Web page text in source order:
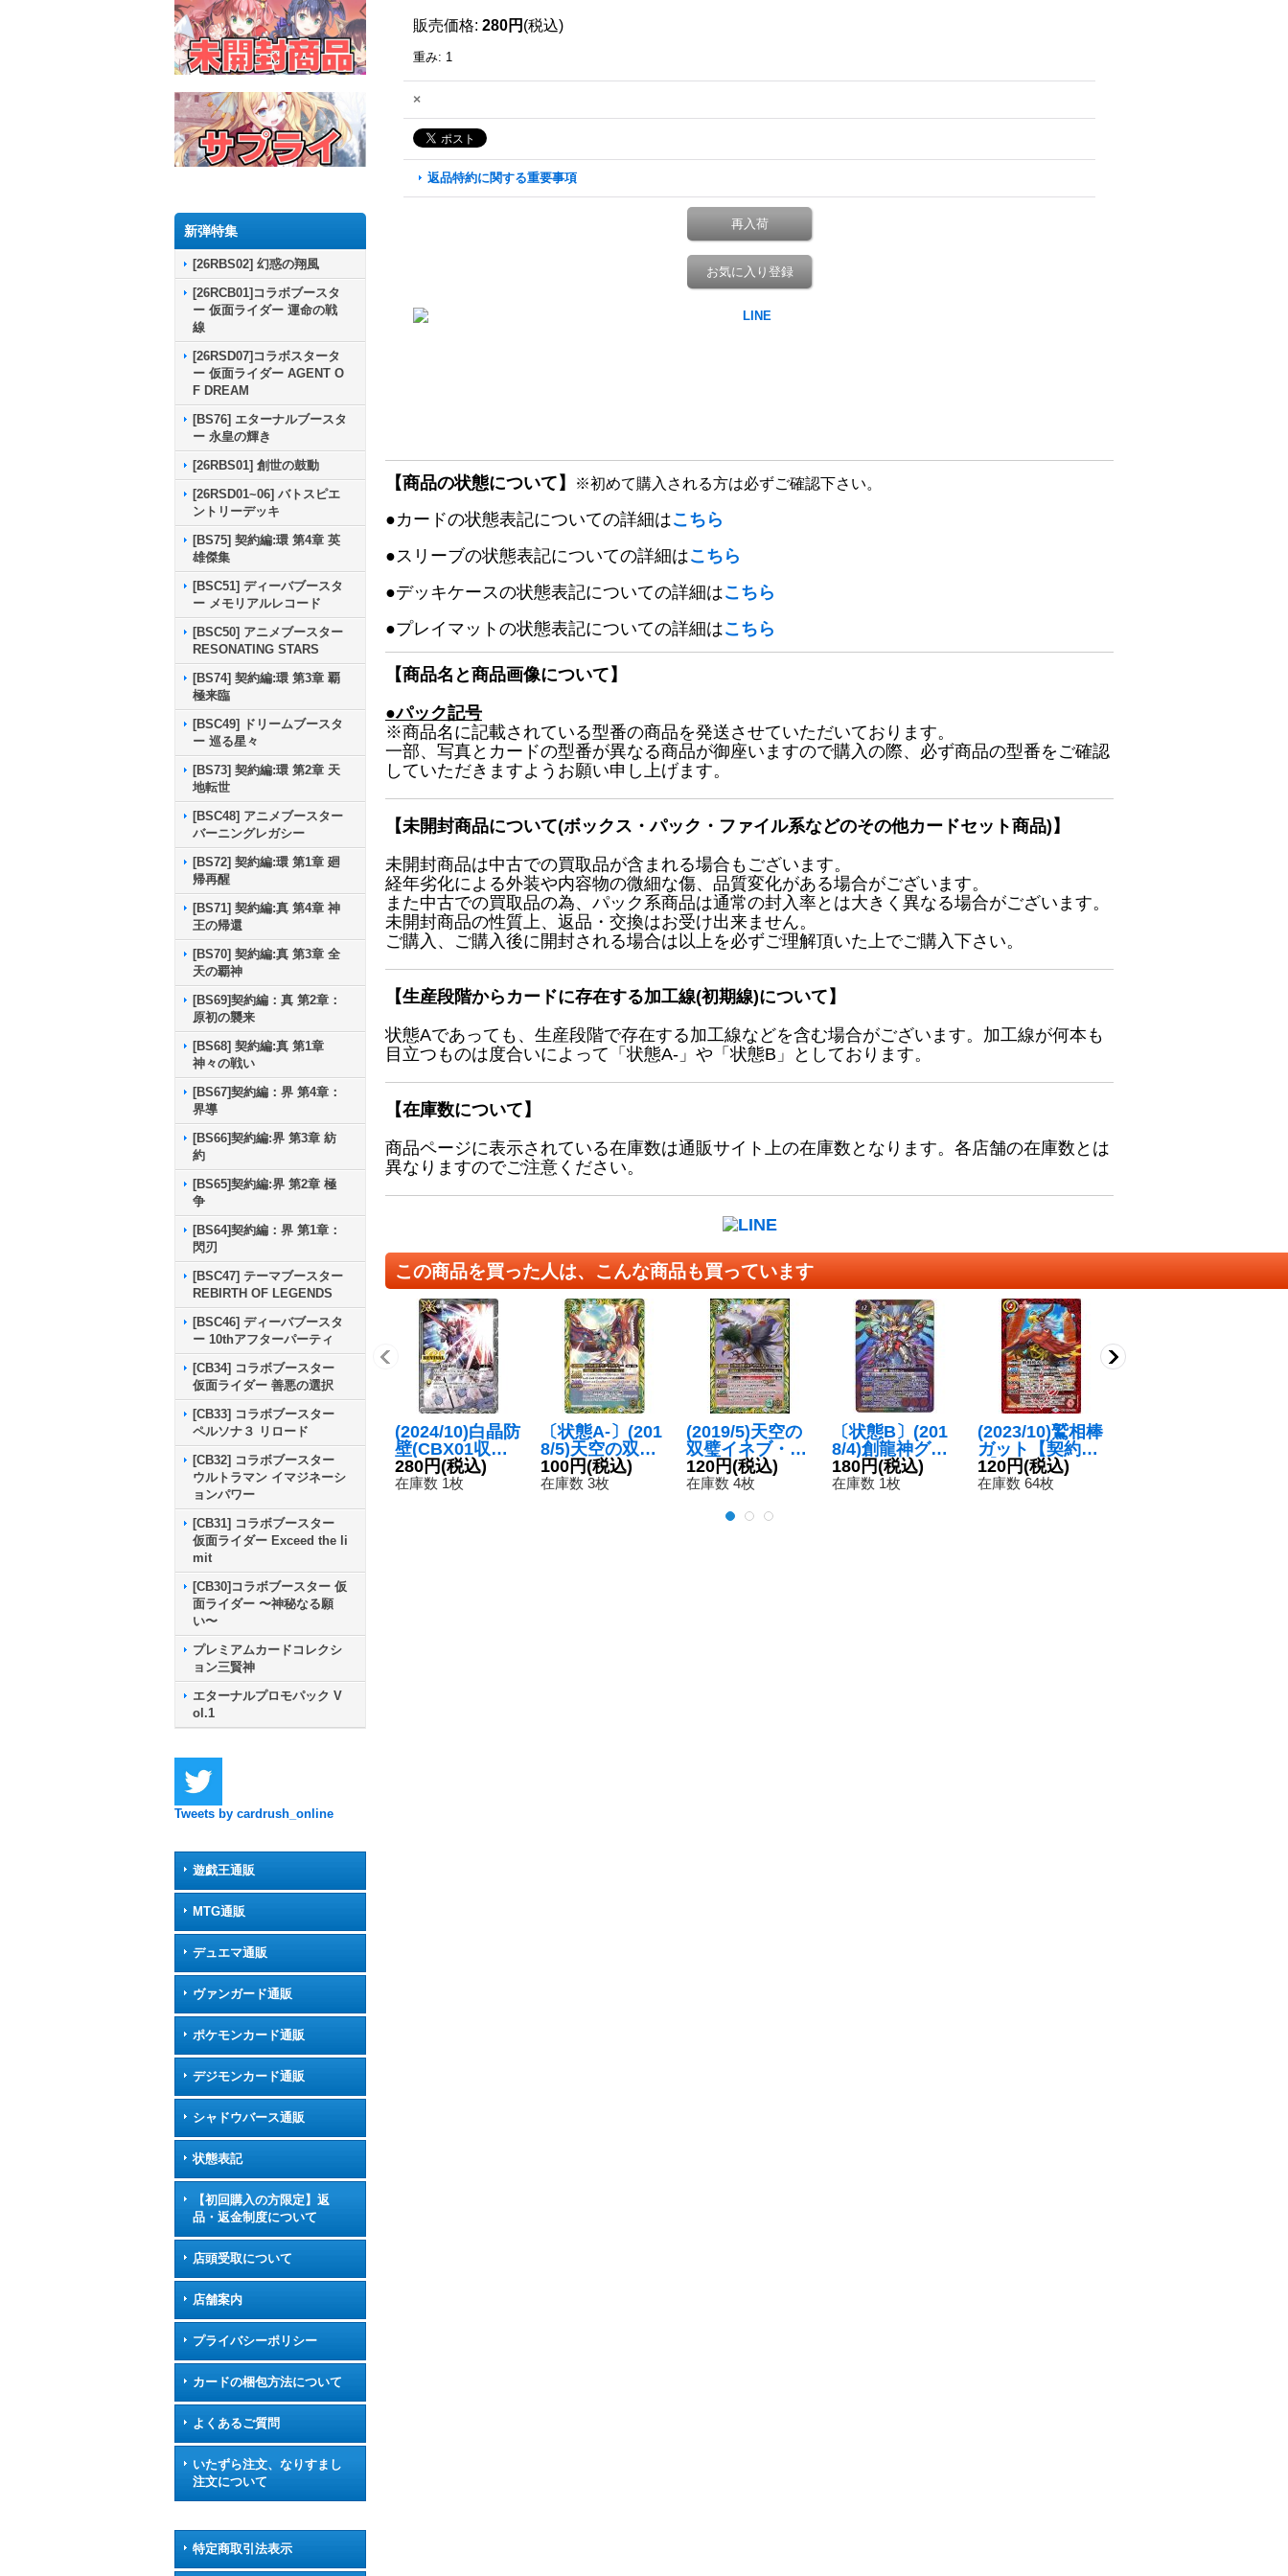
新弾特集
[26RBS02] 幻惑の翔風
[26RCB01]コラボブースタ
ー 仮面ライダー 運命の戦
線
[26RSD07]コラボスタータ
ー 仮面ライダー AGENT O
F DREAM
[BS76] エターナルブースタ
ー 永皇の輝き
[26RBS01] 創世の鼓動
[26RSD01~06] バトスピエ
ントリーデッキ
[BS75] 契約編:環 第4章 英
雄傑集
[BSC51] ディーバブースタ
ー メモリアルレコード
[BSC50] アニメブースター
RESONATING STARS
[BS74] 契約編:環 第3章 覇
極来臨
[BSC49] ドリームブースタ
ー 巡る星々
[BS73] 契約編:環 第2章 天
地転世
[BSC48] アニメブースター
バーニングレガシー
[BS72] 契約編:環 第1章 廻
帰再醒
[BS71] 契約編:真 第4章 神
王の帰還
[BS70] 契約編:真 第3章 全
天の覇神
[BS69]契約編：真 第2章：
原初の襲来
[BS68] 契約編:真 第1章
神々の戦い
[BS67]契約編：界 第4章：
界導
[BS66]契約編:界 第3章 紡
約
[BS65]契約編:界 第2章 極
争
[BS64]契約編：界 第1章：
閃刃
[BSC47] テーマブースター
REBIRTH OF LEGENDS
[BSC46] ディーバブースタ
ー 10thアフターパーティ
[CB34] コラボブースター
仮面ライダー 善悪の選択
[CB33] コラボブースター
ペルソナ３ リロード
[CB32] コラボブースター
ウルトラマン イマジネーシ
ョンパワー
[CB31] コラボブースター
仮面ライダー Exceed the li
mit
[CB30]コラボブースター 仮
面ライダー 〜神秘なる願
い〜
プレミアムカードコレクシ
ョン三賢神
エターナルプロモパック V
ol.1
Tweets by cardrush_online
遊戯王通販
MTG通販
デュエマ通販
ヴァンガード通販
ポケモンカード通販
デジモンカード通販
シャドウバース通販
状態表記
【初回購入の方限定】返
品・返金制度について
店頭受取について
店舗案内
プライバシーポリシー
カードの梱包方法について
よくあるご質問
いたずら注文、なりすまし
注文について
特定商取引法表示
販売価格: 280円 (税込)
重み: 1
×
返品特約に関する重要事項
再入荷
お気に入り登録
【商品の状態について】 ※初めて購入される方は必ずご確認下さい。
●カードの状態表記についての詳細はこちら
●スリーブの状態表記についての詳細はこちら
●デッキケースの状態表記についての詳細はこちら
●プレイマットの状態表記についての詳細はこちら
【商品名と商品画像について】
●パック記号
※商品名に記載されている型番の商品を発送させていただいております。
一部、写真とカードの型番が異なる商品が御座いますので購入の際、必ず商品の型番をご確認
していただきますようお願い申し上げます。
【未開封商品について(ボックス・パック・ファイル系などのその他カードセット商品)】
未開封商品は中古での買取品が含まれる場合もございます。
経年劣化による外装や内容物の微細な傷、品質変化がある場合がございます。
また中古での買取品の為、パック系商品は通常の封入率とは大きく異なる場合がございます。
未開封商品の性質上、返品・交換はお受け出来ません。
ご購入、ご購入後に開封される場合は以上を必ずご理解頂いた上でご購入下さい。
【生産段階からカードに存在する加工線(初期線)について】
状態Aであっても、生産段階で存在する加工線などを含む場合がございます。加工線が何本も
目立つものは度合いによって「状態A-」や「状態B」としております。
【在庫数について】
商品ページに表示されている在庫数は通販サイト上の在庫数となります。各店舗の在庫数とは
異なりますのでご注意ください。
この商品を買った人は、こんな商品も買っています
(2024/10)白晶防
壁(CBX01収録/
SEED/Xレア仕
様)【C】{BS52-
280円(税込)
在庫数 1枚
〔状態A-〕(201
8/5)天空の双璧
グリフ・ヴァル
チャー【M】{B
100円(税込)
在庫数 3枚
(2019/5)天空の
双璧イネブ・ヴ
ァルチャー
【M】{BS47-07
120円(税込)
在庫数 4枚
〔状態B〕(201
8/4)創龍神グラ
ン・ジークフリ
ード【X】{BS4
180円(税込)
在庫数 1枚
(2023/10)鷲相棒
ガット【契約
X】{BS64-CX0
1}《赤》
120円(税込)
在庫数 64枚